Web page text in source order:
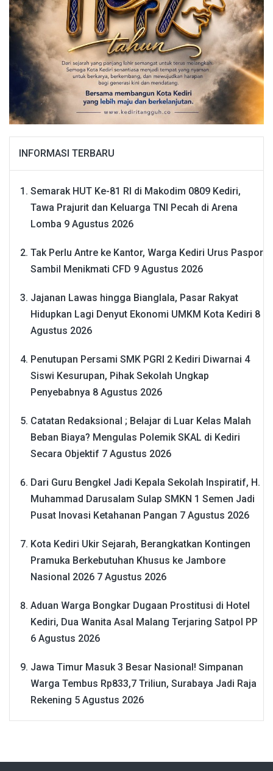
INFORMASI TERBARU
Semarak HUT Ke-81 RI di Makodim 0809 Kediri,
Tawa Prajurit dan Keluarga TNI Pecah di Arena
Lomba 9 Agustus 2026
Tak Perlu Antre ke Kantor, Warga Kediri Urus Paspor
Sambil Menikmati CFD 9 Agustus 2026
Jajanan Lawas hingga Bianglala, Pasar Rakyat
Hidupkan Lagi Denyut Ekonomi UMKM Kota Kediri 8
Agustus 2026
Penutupan Persami SMK PGRI 2 Kediri Diwarnai 4
Siswi Kesurupan, Pihak Sekolah Ungkap
Penyebabnya 8 Agustus 2026
Catatan Redaksional ; Belajar di Luar Kelas Malah
Beban Biaya? Mengulas Polemik SKAL di Kediri
Secara Objektif 7 Agustus 2026
Dari Guru Bengkel Jadi Kepala Sekolah Inspiratif, H.
Muhammad Darusalam Sulap SMKN 1 Semen Jadi
Pusat Inovasi Ketahanan Pangan 7 Agustus 2026
Kota Kediri Ukir Sejarah, Berangkatkan Kontingen
Pramuka Berkebutuhan Khusus ke Jambore
Nasional 2026 7 Agustus 2026
Aduan Warga Bongkar Dugaan Prostitusi di Hotel
Kediri, Dua Wanita Asal Malang Terjaring Satpol PP
6 Agustus 2026
Jawa Timur Masuk 3 Besar Nasional! Simpanan
Warga Tembus Rp833,7 Triliun, Surabaya Jadi Raja
Rekening 5 Agustus 2026